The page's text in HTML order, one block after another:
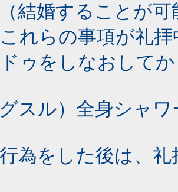
結婚することが可
れらの事項が礼
ゥをしなおして
スル）全身シャワ
為をした後は、